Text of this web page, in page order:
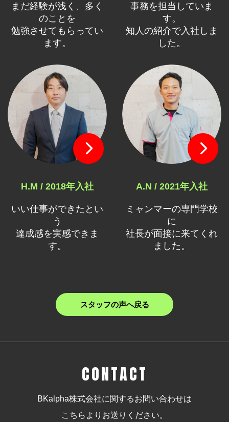
まだ経験が浅く、多く
のことを
勉強させてもらってい
ます。
事務を担当していま
す。
知人の紹介で入社しま
した。
H.M / 2018年入社
いい仕事ができたとい
う
達成感を実感できま
す。
A.N / 2021年入社
ミャンマーの専門学校
に
社長が面接に来てくれ
ました。
スタッフの声へ戻る
CONTACT
BKalpha株式会社に関するお問い合わせは
こちらよりお送りください。